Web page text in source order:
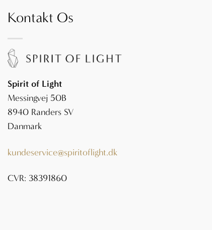
Kontakt Os
Spirit of Light
Messingvej 50B
8940 Randers SV
Danmark
kundeservice@spiritoflight.dk
CVR: 38391860